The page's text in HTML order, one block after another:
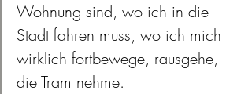
Wohnung sind, wo ich in die
Stadt fahren muss, wo ich mich
wirklich fortbewege, rausgehe,
die Tram nehme.